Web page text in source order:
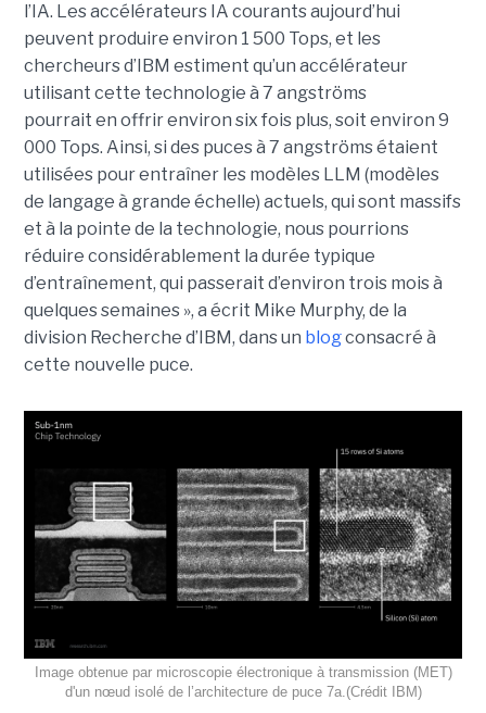
l’IA. Les accélérateurs IA courants aujourd’hui
peuvent produire environ 1 500 Tops, et les
chercheurs d’IBM estiment qu’un accélérateur
utilisant cette technologie à 7 angströms
pourrait en offrir environ six fois plus, soit environ 9
000 Tops. Ainsi, si des puces à 7 angströms étaient
utilisées pour entraîner les modèles LLM (modèles
de langage à grande échelle) actuels, qui sont massifs
et à la pointe de la technologie, nous pourrions
réduire considérablement la durée typique
d’entraînement, qui passerait d’environ trois mois à
quelques semaines », a écrit Mike Murphy, de la
division Recherche d’IBM, dans un blogconsacré à
cette nouvelle puce.
Image obtenue par microscopie électronique à transmission (MET)
d'un nœud isolé de l’architecture de puce 7a.(Crédit IBM)